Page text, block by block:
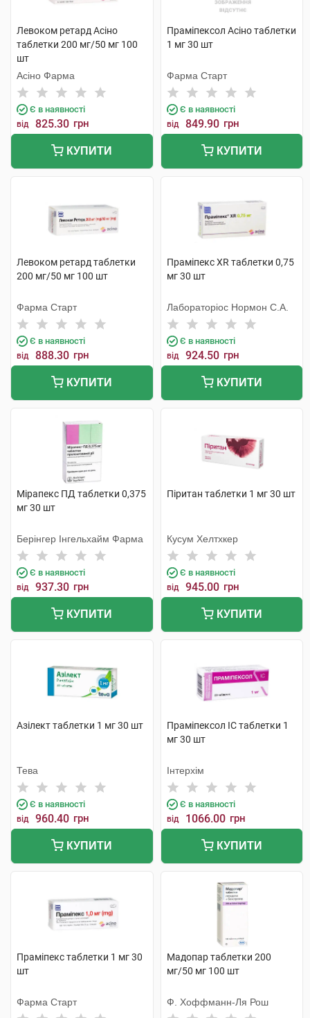
Левоком ретард Асіно
таблетки 200 мг/50 мг 100
шт
Асіно Фарма
Є в наявності
від 825.30 грн
КУПИТИ
Праміпексол Асіно таблетки
1 мг 30 шт
Фарма Старт
Є в наявності
від 849.90 грн
КУПИТИ
Левоком ретард таблетки
200 мг/50 мг 100 шт
Фарма Старт
Є в наявності
від 888.30 грн
КУПИТИ
Праміпекс XR таблетки 0,75
мг 30 шт
Лабораторіос Нормон С.А.
Є в наявності
від 924.50 грн
КУПИТИ
Мірапекс ПД таблетки 0,375
мг 30 шт
Берінгер Інгельхайм Фарма
Є в наявності
від 937.30 грн
КУПИТИ
Піритан таблетки 1 мг 30 шт
Кусум Хелтхкер
Є в наявності
від 945.00 грн
КУПИТИ
Азілект таблетки 1 мг 30 шт
Тева
Є в наявності
від 960.40 грн
КУПИТИ
Праміпексол IC таблетки 1
мг 30 шт
Інтерхім
Є в наявності
від 1066.00 грн
КУПИТИ
Праміпекс таблетки 1 мг 30
шт
Фарма Старт
Мадопар таблетки 200
мг/50 мг 100 шт
Ф. Хоффманн-Ля Рош